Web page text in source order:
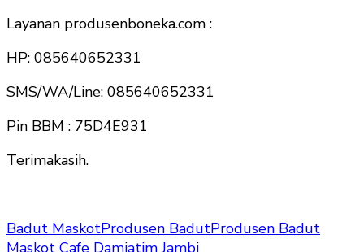
Layanan produsenboneka.com :
HP: 085640652331
SMS/WA/Line: 085640652331
Pin BBM : 75D4E931
Terimakasih.
Badut MaskotProdusen BadutProdusen Badut
Maskot Cafe Damiatim Jambi